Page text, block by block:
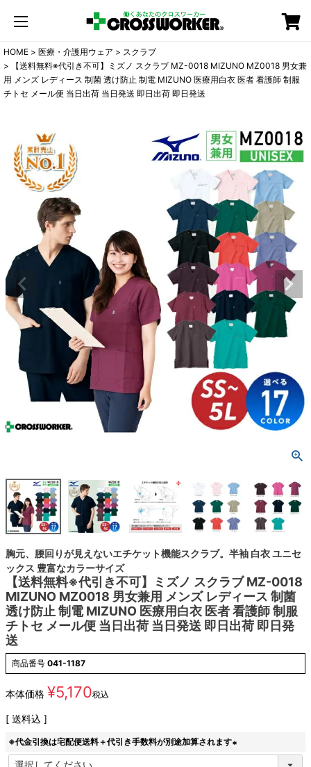
HOME 医療・介護用ウェア
スクラブ
【送料無料※代引き不可】ミズノ スクラブ MZ-0018 MIZUNO MZ0018 男女兼
用 メンズ レディース 制菌 透け防止 制電 MIZUNO 医療用白衣 医者 看護師 制服
チトセ メール便 当日出荷 当日発送 即日出荷 即日発送
胸元、腰回りが見えないエチケット機能スクラブ。半袖 白衣 ユニセ
ックス 豊富なカラーサイズ
【送料無料※代引き不可】ミズノ スクラブ MZ-0018
MIZUNO MZ0018 男女兼用 メンズ レディース 制菌
透け防止 制電 MIZUNO 医療用白衣 医者 看護師 制服
チトセ メール便 当日出荷 当日発送 即日出荷 即日発
送
商品番号 041-1187
本体価格 ¥5,170税込
送料込
※代金引換は宅配便送料＋代引き手数料が別途加算されます